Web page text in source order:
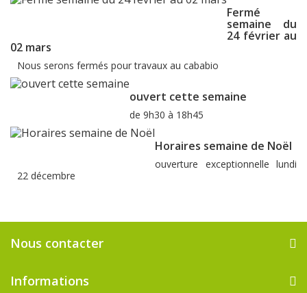
Fermé
semaine du
24 février au
02 mars
Nous serons fermés pour travaux au cababio
ouvert cette semaine
de 9h30 à 18h45
Horaires semaine de Noël
ouverture exceptionnelle lundi
22 décembre
Nous contacter
Informations